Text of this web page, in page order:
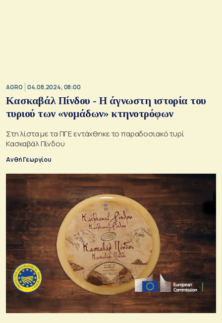
AGRO 04.08.2024, 08:00
Κασκαβάλ Πίνδου - Η άγνωστη ιστορία του
τυριού των «νομάδων» κτηνοτρόφων
Στη λίστα με τα ΠΓΕ εντάχθηκε το παραδοσιακό τυρί
Κασκαβάλ Πίνδου
Ανθή Γεωργίου